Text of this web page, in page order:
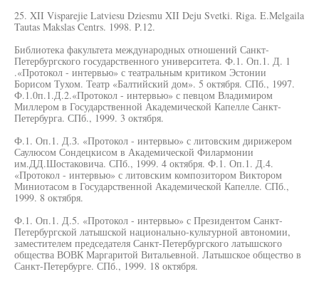
25. XII Visparejie Latviesu Dziesmu XII Deju Svetki. Riga. E.Melgaila
Tautas Makslas Centrs. 1998. P.12.
Библиотека факультета международных отношений Санкт-
Петербургского государственного университета. Ф.1. Оп.1. Д. 1
.«Протокол - интервью» с театральным критиком Эстонии
Борисом Тухом. Театр «Балтийский дом». 5 октября. СПб., 1997.
Ф.1.0п.1.Д.2.«Протокол - интервью» с певцом Владимиром
Миллером в Государственной Академической Капелле Санкт-
Петербурга. СПб., 1999. 3 октября.
Ф.1. Оп.1. Д.З. «Протокол - интервью» с литовским дирижером
Саулюсом Сондецкисом в Академической Филармонии
им.ДД.Шостаковича. СПб., 1999. 4 октября. Ф.1. Оп.1. Д.4.
«Протокол - интервью» с литовским композитором Виктором
Миниотасом в Государственной Академической Капелле. СПб.,
1999. 8 октября.
Ф.1. Оп.1. Д.5. «Протокол - интервью» с Президентом Санкт-
Петербургской латышской национально-культурной автономии,
заместителем председателя Санкт-Петербургского латышского
общества ВОВК Маргаритой Витальевной. Латышское общество в
Санкт-Петербурге. СПб., 1999. 18 октября.